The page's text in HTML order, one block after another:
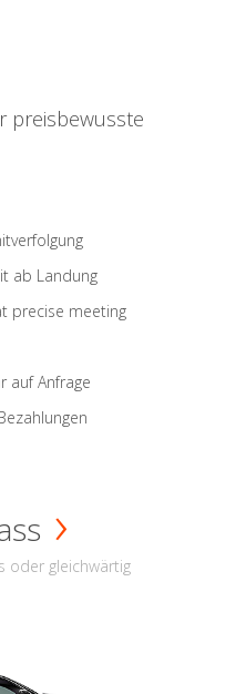
preisbewusste
ab Landung
precise meeting
auf Anfrage
oder gleichwärtig